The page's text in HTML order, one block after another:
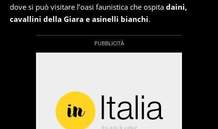
dove si può visitare l’oasi faunistica che ospita daini,
cavallini della Giara e asinelli bianchi.